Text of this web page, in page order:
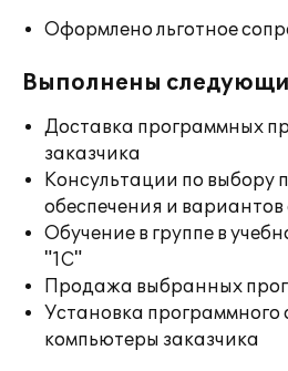
Оформлено льготное
Выполнены
Доставка программных
заказчика
Консультации по выбору
обеспечения и
Обучение в группе в
"1С"
Продажа выбранных
Установка программного
компьютеры заказчика